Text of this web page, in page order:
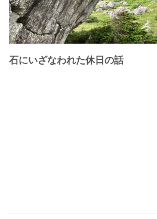
石にいざなわれた休日の話